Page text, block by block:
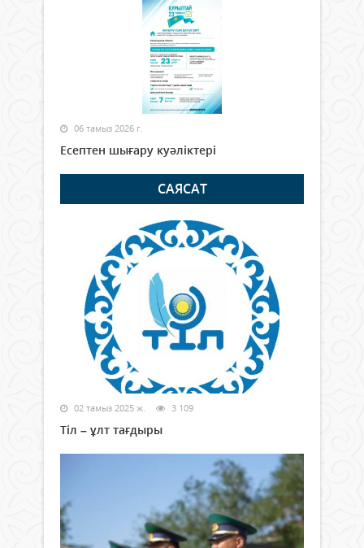
06 тамыз 2026 г.
Есептен шығару куәліктері
САЯСАТ
02 тамыз 2025 ж. 3 109
Тіл – ұлт тағдыры